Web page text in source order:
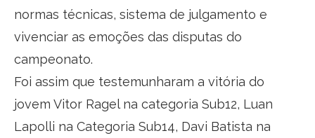
normas técnicas, sistema de julgamento e
vivenciar as emoções das disputas do
campeonato.
Foi assim que testemunharam a vitória do
jovem Vitor Ragel na categoria Sub12, Luan
Lapolli na Categoria Sub14, Davi Batista na